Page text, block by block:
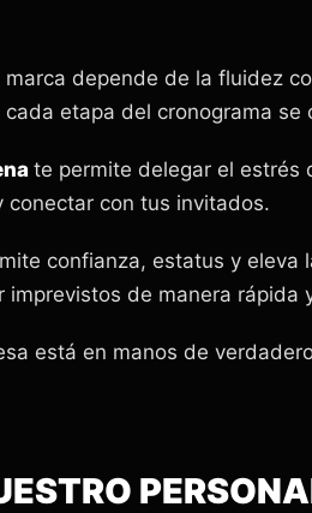
depende de la fluidez
etapa del cronograma se
te permite delegar el estrés
con tus invitados.
confianza, estatus y eleva
de manera rápida
está en manos de